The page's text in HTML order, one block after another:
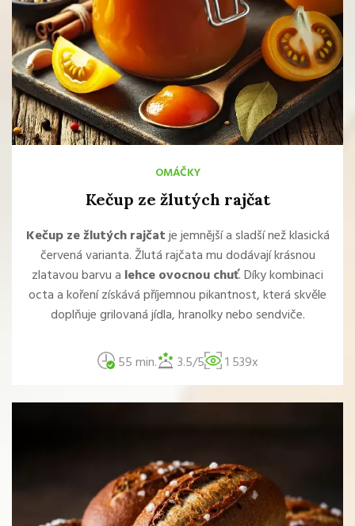
OMÁČKY
Kečup ze žlutých rajčat
Kečup ze žlutých rajčatje jemnější a sladší než klasická
červená varianta. Žlutá rajčata mu dodávají krásnou
zlatavou barvu a lehce ovocnou chuť. Díky kombinaci
octa a koření získává příjemnou pikantnost, která skvěle
doplňuje grilovaná jídla, hranolky nebo sendviče.
55 min. 3.5/5 1 539x